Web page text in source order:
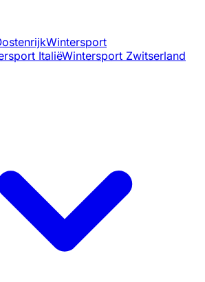
Wintersport
ItaliëWintersport Zwitserland